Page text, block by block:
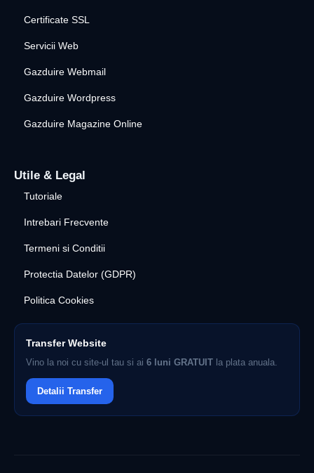
Certificate SSL
Servicii Web
Gazduire Webmail
Gazduire Wordpress
Gazduire Magazine Online
Utile & Legal
Tutoriale
Intrebari Frecvente
Termeni si Conditii
Protectia Datelor (GDPR)
Politica Cookies
Transfer Website
Vino la noi cu site-ul tau si ai 6 luni GRATUIT la plata anuala.
Detalii Transfer